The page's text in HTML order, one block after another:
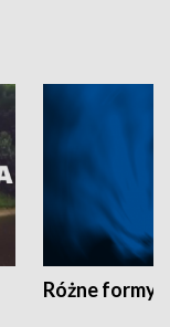
Różne formy